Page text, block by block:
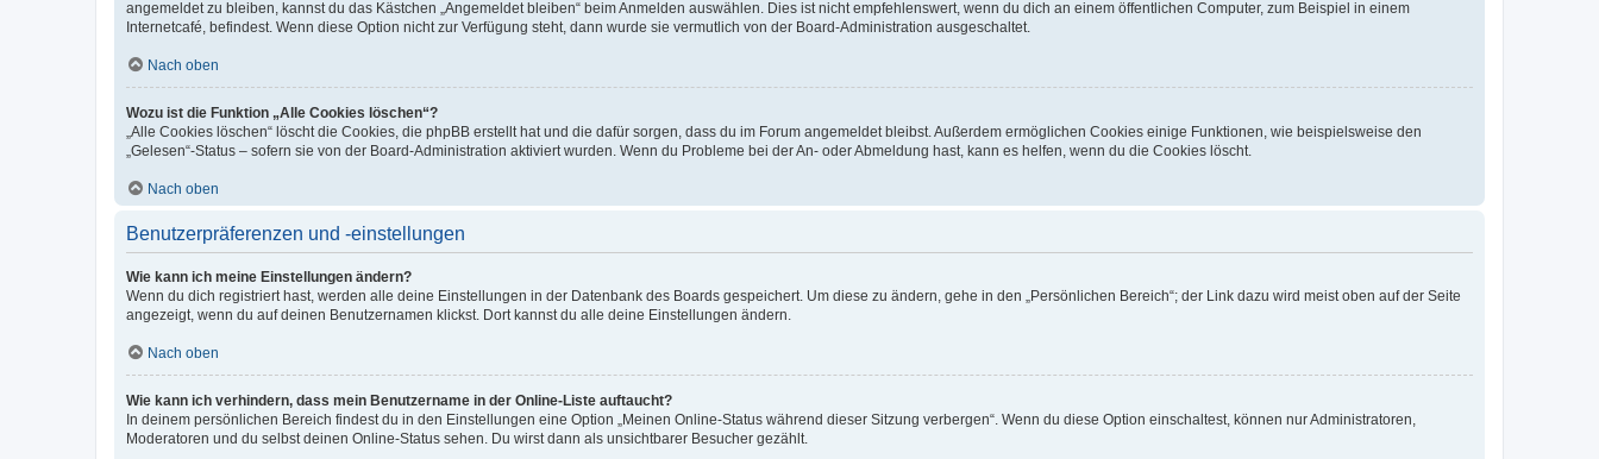
angemeldet zu bleiben, kannst du das Kästchen „Angemeldet bleiben“ beim Anmelden auswählen. Dies ist nicht empfehlenswert, wenn du dich an einem öffentlichen Computer, zum Beispiel in einem
Internetcafé, befindest. Wenn diese Option nicht zur Verfügung steht, dann wurde sie vermutlich von der Board-Administration ausgeschaltet.
Nach oben
Wozu ist die Funktion „Alle Cookies löschen“?
„Alle Cookies löschen“ löscht die Cookies, die phpBB erstellt hat und die dafür sorgen, dass du im Forum angemeldet bleibst. Außerdem ermöglichen Cookies einige Funktionen, wie beispielsweise den
„Gelesen“-Status – sofern sie von der Board-Administration aktiviert wurden. Wenn du Probleme bei der An- oder Abmeldung hast, kann es helfen, wenn du die Cookies löscht.
Nach oben
Benutzerpräferenzen und -einstellungen
Wie kann ich meine Einstellungen ändern?
Wenn du dich registriert hast, werden alle deine Einstellungen in der Datenbank des Boards gespeichert. Um diese zu ändern, gehe in den „Persönlichen Bereich“; der Link dazu wird meist oben auf der Seite
angezeigt, wenn du auf deinen Benutzernamen klickst. Dort kannst du alle deine Einstellungen ändern.
Nach oben
Wie kann ich verhindern, dass mein Benutzername in der Online-Liste auftaucht?
In deinem persönlichen Bereich findest du in den Einstellungen eine Option „Meinen Online-Status während dieser Sitzung verbergen“. Wenn du diese Option einschaltest, können nur Administratoren,
Moderatoren und du selbst deinen Online-Status sehen. Du wirst dann als unsichtbarer Besucher gezählt.